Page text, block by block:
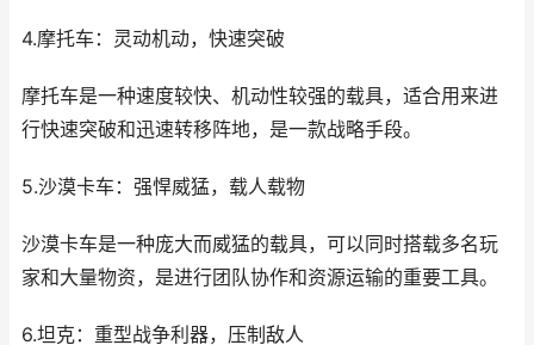
4.摩托车：灵动机动，快速突破
摩托车是一种速度较快、机动性较强的载具，适合用来进
行快速突破和迅速转移阵地，是一款战略手段。
5.沙漠卡车：强悍威猛，载人载物
沙漠卡车是一种庞大而威猛的载具，可以同时搭载多名玩
家和大量物资，是进行团队协作和资源运输的重要工具。
6.坦克：重型战争利器，压制敌人